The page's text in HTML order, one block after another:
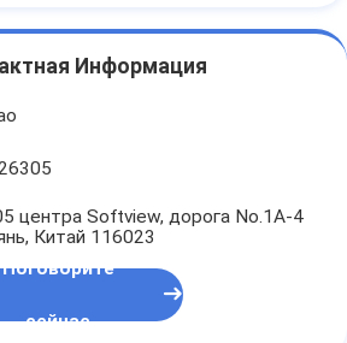
Информация
центра Softview, дорога No.1A-4
Китай 116023
Поговорите
сейчас